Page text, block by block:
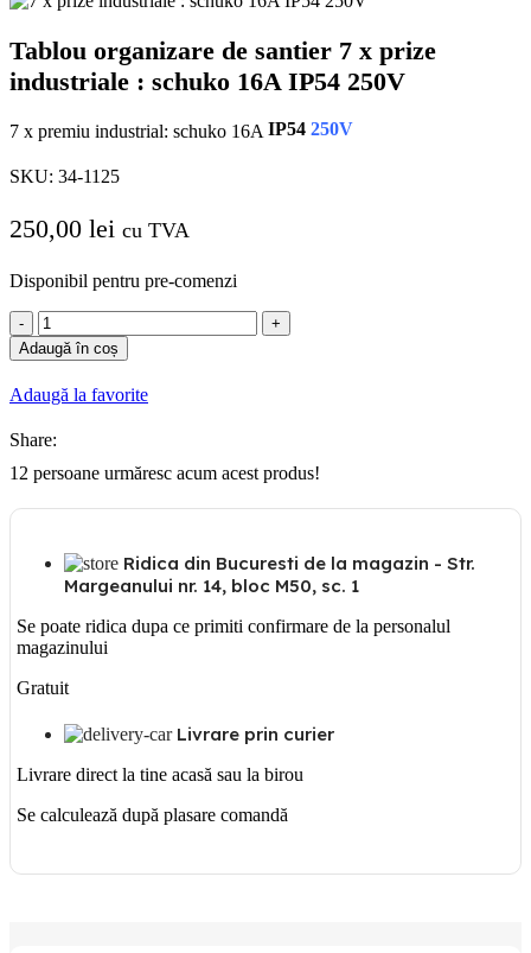
Tablou organizare de santier 7 x prize
industriale : schuko 16A IP54 250V
7 x premiu industrial: schuko 16AIP54 250V
SKU: 34-1125
250,00 lei cu TVA
Disponibil pentru pre-comenzi
Cantitate
Tablou
organizare
santier
x
prize
:
16A
IP54
250V
Adaugă în coș
Adaugă la favorite
Share:
12 persoane urmăresc acum acest produs!
Ridica din Bucuresti de la magazin - Str.
Margeanului nr. 14, bloc M50, sc. 1
Se poate ridica dupa ce primiti confirmare de la personalul
magazinului
Gratuit
Livrare prin curier
Livrare direct la tine acasă sau la birou
Se calculează după plasare comandă